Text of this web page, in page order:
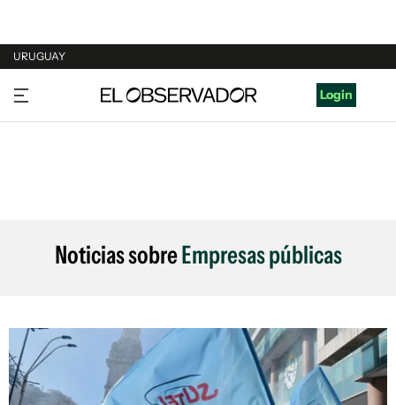
URUGUAY
URUGUAY
ARGENTINA
Login
Noticias sobreEmpresas públicas